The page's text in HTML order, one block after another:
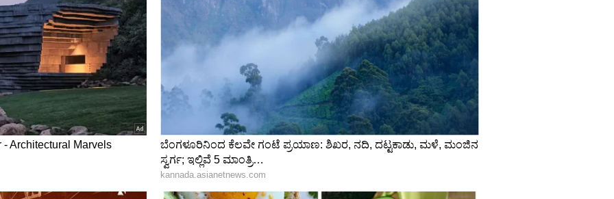
ಕೋಟಿಯಿಂದ ಶುರು
ಮೂರು ಬೆಡ್ ರೂಮ್ ಉಳ್ಳ ಐಷಾರಾಮಿ ಯೂನಿಟ್‌ಗಳ
ಹೆಚ್ಚು. ಅತ್ಯಂತ ಐಷಾರಾಮಿ ಪೆಂಟ್‌ಹೌಸ್‌ಗಳು ಮತ್ತು
ಲಕ್ಷ AED (ಅಂದರೆ ಸುಮಾರು 80 ಕೋಟಿಯಿಂದ 230
ಹೊಂದಿವೆ.